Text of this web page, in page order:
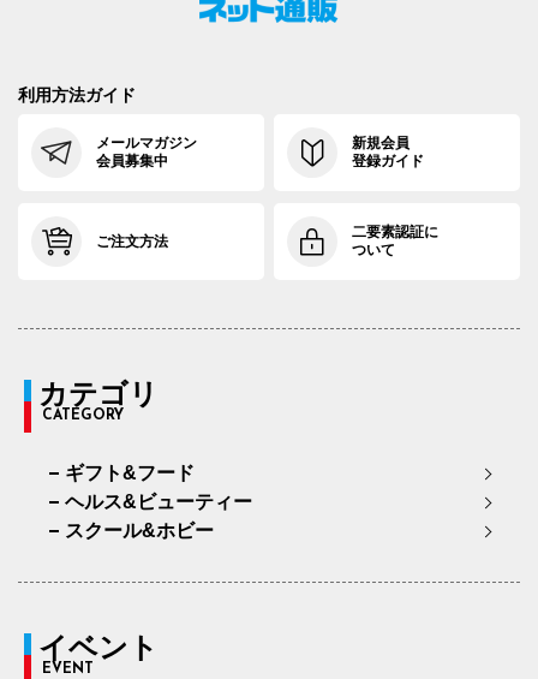
利用方法ガイド
メールマガジン
会員募集中
新規会員
登録ガイド
ご注文方法
二要素認証に
ついて
カテゴリ
CATEGORY
ギフト&フード
ヘルス&ビューティー
スクール&ホビー
イベント
EVENT